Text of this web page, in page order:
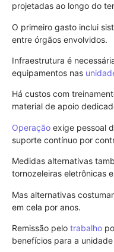
projetadas ao longo do
O primeiro gasto inclui
entre órgãos envolvidos.
Infraestrutura é
equipamentos nas
Há custos com
material de apoio
Operação exige pessoal
suporte contínuo por
Medidas alternativas
tornozeleiras eletrônicas e
Mas alternativas
em cela por anos.
Remissão pelo trabalho
benefícios para a